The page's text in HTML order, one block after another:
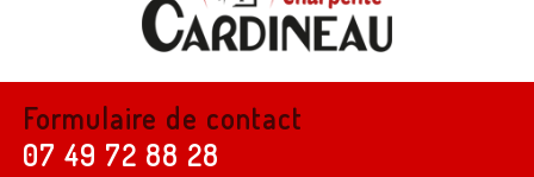
Formulaire de contact
07 49 72 88 28